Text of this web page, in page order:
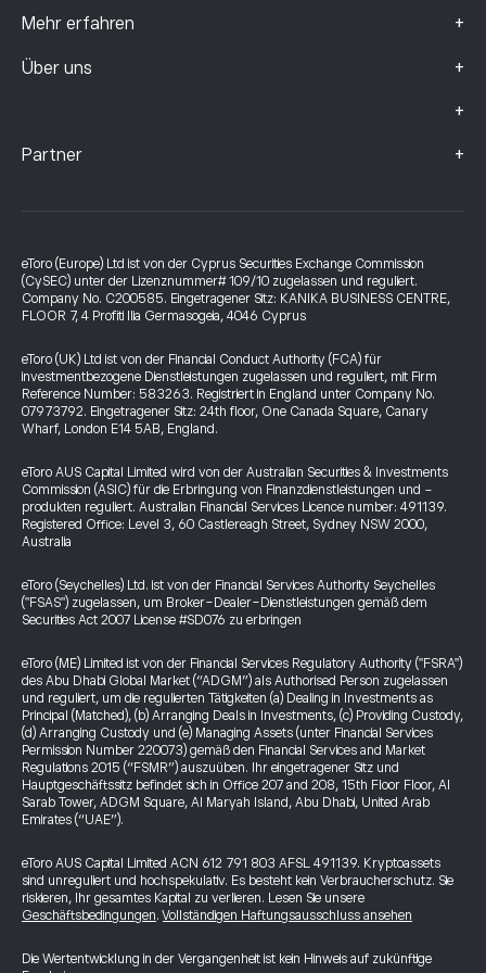
Mehr erfahren +
Über uns +
+
Partner +
eToro (Europe) Ltd ist von der Cyprus Securities Exchange Commission
(CySEC) unter der Lizenznummer# 109/10 zugelassen und reguliert.
Company No. C200585. Eingetragener Sitz: KANIKA BUSINESS CENTRE,
FLOOR 7, 4 Profiti Ilia Germasogeia, 4046 Cyprus
eToro (UK) Ltd ist von der Financial Conduct Authority (FCA) für
investmentbezogene Dienstleistungen zugelassen und reguliert, mit Firm
Reference Number: 583263. Registriert in England unter Company No.
07973792. Eingetragener Sitz: 24th floor, One Canada Square, Canary
Wharf, London E14 5AB, England.
eToro AUS Capital Limited wird von der Australian Securities & Investments
Commission (ASIC) für die Erbringung von Finanzdienstleistungen und -
produkten reguliert. Australian Financial Services Licence number: 491139.
Registered Office: Level 3, 60 Castlereagh Street, Sydney NSW 2000,
Australia
eToro (Seychelles) Ltd. ist von der Financial Services Authority Seychelles
("FSAS") zugelassen, um Broker-Dealer-Dienstleistungen gemäß dem
Securities Act 2007 License #SD076 zu erbringen
eToro (ME) Limited ist von der Financial Services Regulatory Authority ("FSRA")
des Abu Dhabi Global Market (“ADGM”) als Authorised Person zugelassen
und reguliert, um die regulierten Tätigkeiten (a) Dealing in Investments as
Principal (Matched), (b) Arranging Deals in Investments, (c) Providing Custody,
(d) Arranging Custody und (e) Managing Assets (unter Financial Services
Permission Number 220073) gemäß den Financial Services and Market
Regulations 2015 (“FSMR”) auszuüben. Ihr eingetragener Sitz und
Hauptgeschäftssitz befindet sich in Office 207 and 208, 15th Floor Floor, Al
Sarab Tower, ADGM Square, Al Maryah Island, Abu Dhabi, United Arab
Emirates (“UAE”).
eToro AUS Capital Limited ACN 612 791 803 AFSL 491139. Kryptoassets
sind unreguliert und hochspekulativ. Es besteht kein Verbraucherschutz. Sie
riskieren, Ihr gesamtes Kapital zu verlieren. Lesen Sie unsere
Geschäftsbedingungen.Vollständigen Haftungsausschluss ansehen
Die Wertentwicklung in der Vergangenheit ist kein Hinweis auf zukünftige